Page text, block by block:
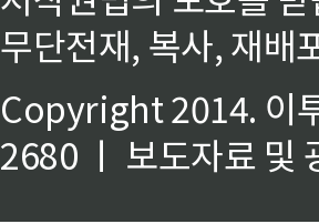
무단전재, 복사, 재배
Copyright 2014. 이
2680 ㅣ 보도자료